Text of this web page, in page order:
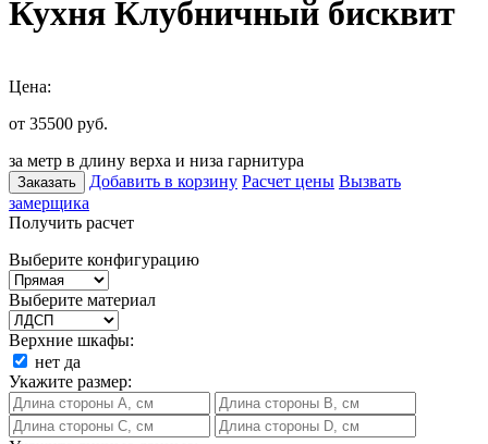
Кухня Клубничный бисквит
Цена:
от 35500 руб.
за метр в длину верха и низа гарнитура
Заказать Добавить в корзину Расчет цены Вызвать
замерщика
Получить расчет
Выберите конфигурацию
Выберите материал
Верхние шкафы:
нет да
Укажите размер: